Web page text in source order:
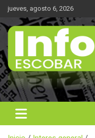
Saltar
contenido
jueves, agosto 6, 2026
Informe 21
Noticas reales